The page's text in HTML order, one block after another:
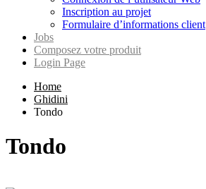
Inscription au projet
Formulaire d’informations client
Jobs
Composez votre produit
Login Page
Home
Ghidini
Tondo
Tondo